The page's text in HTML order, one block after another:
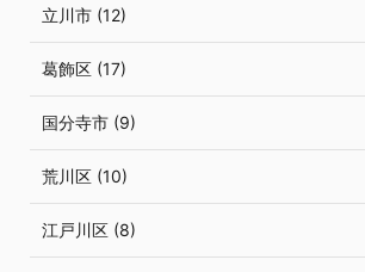
立川市 (12)
葛飾区 (17)
国分寺市 (9)
荒川区 (10)
江戸川区 (8)